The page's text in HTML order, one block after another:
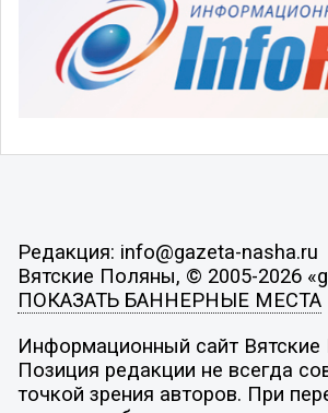
Редакция: info@gazeta-nasha.ru
Вятские Поляны, © 2005-2026
ПОКАЗАТЬ БАННЕРНЫЕ МЕСТА
Информационный сайт
Позиция редакции не всегда
точкой зрения авторов. При